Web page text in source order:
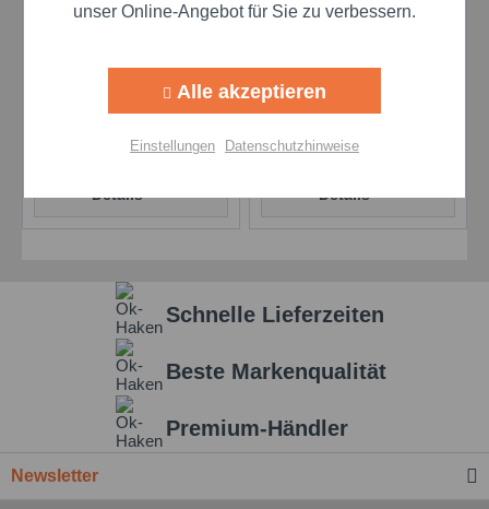
LM 30 PLV 180 KG/DR
Getriebefließfett
Preis auf Anfrage
Details
LM 30 XLV 400 gr/PA
Hochdruck-
Getriebefließfett
Preis auf Anfrage
Details
Schnelle Lieferzeiten
Beste Markenqualität
Premium-Händler
Newsletter
Personalisierung Aktiv
unser Online-Angebot für Sie zu verbessern.
Alle akzeptieren
Einstellungen Datenschutzhinweise